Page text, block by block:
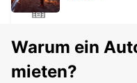
NERJA - SPAIN
Warum ein
mieten?